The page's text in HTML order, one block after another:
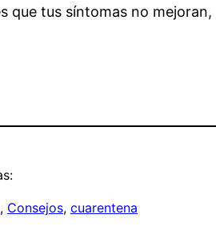
que tus síntomas no
, Consejos, cuarentena